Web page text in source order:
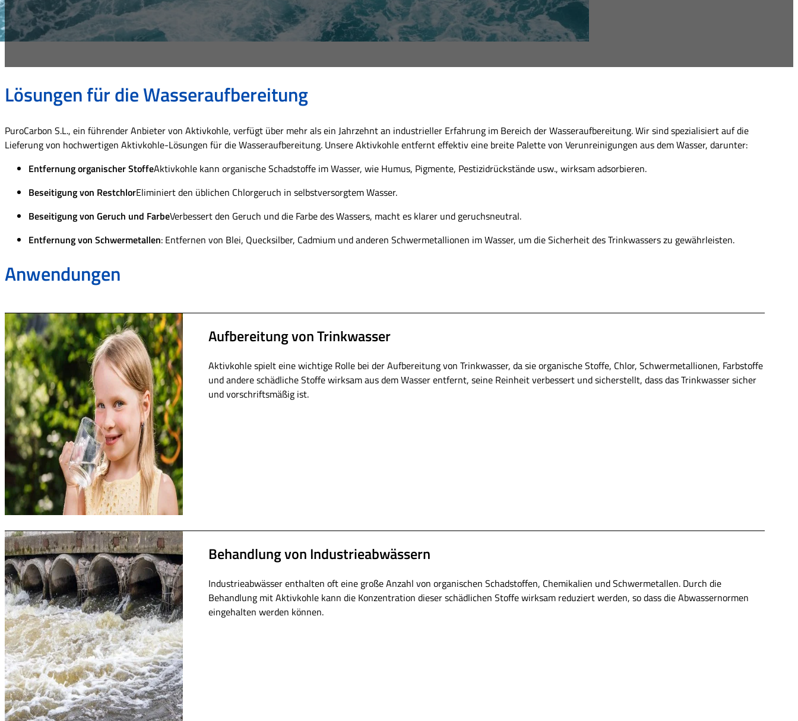
Lösungen für die Wasseraufbereitung
PuroCarbon S.L., ein führender Anbieter von Aktivkohle, verfügt über mehr als ein Jahrzehnt an industrieller Erfahrung im Bereich der Wasseraufbereitung. Wir sind spezialisiert auf die
Lieferung von hochwertigen Aktivkohle-Lösungen für die Wasseraufbereitung. Unsere Aktivkohle entfernt effektiv eine breite Palette von Verunreinigungen aus dem Wasser, darunter:
Entfernung organischer StoffeAktivkohle kann organische Schadstoffe im Wasser, wie Humus, Pigmente, Pestizidrückstände usw., wirksam adsorbieren.
Beseitigung von RestchlorEliminiert den üblichen Chlorgeruch in selbstversorgtem Wasser.
Beseitigung von Geruch und FarbeVerbessert den Geruch und die Farbe des Wassers, macht es klarer und geruchsneutral.
Entfernung von Schwermetallen: Entfernen von Blei, Quecksilber, Cadmium und anderen Schwermetallionen im Wasser, um die Sicherheit des Trinkwassers zu gewährleisten.
Anwendungen
Aufbereitung von Trinkwasser
Aktivkohle spielt eine wichtige Rolle bei der Aufbereitung von Trinkwasser, da sie organische Stoffe, Chlor, Schwermetallionen, Farbstoffe
und andere schädliche Stoffe wirksam aus dem Wasser entfernt, seine Reinheit verbessert und sicherstellt, dass das Trinkwasser sicher
und vorschriftsmäßig ist.
Behandlung von Industrieabwässern
Industrieabwässer enthalten oft eine große Anzahl von organischen Schadstoffen, Chemikalien und Schwermetallen. Durch die
Behandlung mit Aktivkohle kann die Konzentration dieser schädlichen Stoffe wirksam reduziert werden, so dass die Abwassernormen
eingehalten werden können.